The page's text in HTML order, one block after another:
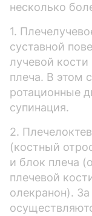
несколько
1.
суставной
лучевой
плеча. В этом
ротационные
супинация.
2.
(костный
и блок плеча
плечевой
олекранон).